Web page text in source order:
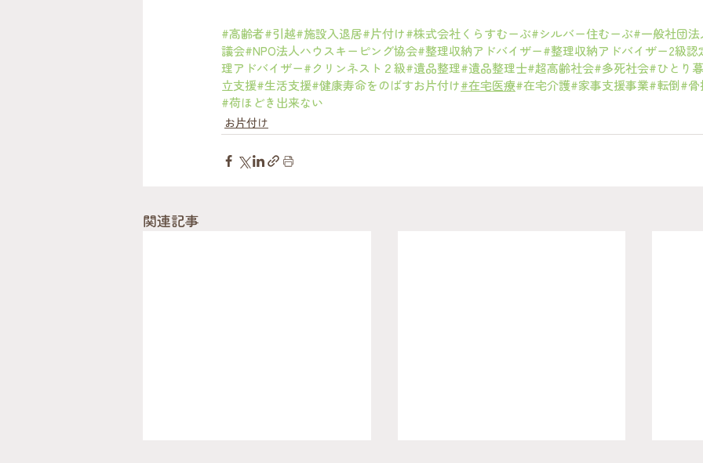
#高齢者#引越#施設入退居#片付け#株式会社くらすむーぶ#シルバー住むーぶ#一般社団
議会#NPO法人ハウスキーピング協会#整理収納アドバイザー#整理収納アドバイザー2級認
理アドバイザー#クリンネスト２級#遺品整理#遺品整理士#超高齢社会#多死社会#ひとり
立支援#生活支援#健康寿命をのばすお片付け#在宅医療#在宅介護#家事支援事業#転倒#骨
#荷ほどき出来ない
お片付け
関連記事